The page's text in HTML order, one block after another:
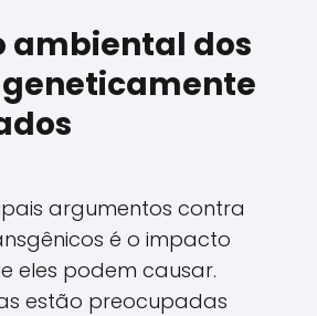
ambiental dos
argumentos contra
é o impacto
eles podem causar.
estão preocupadas